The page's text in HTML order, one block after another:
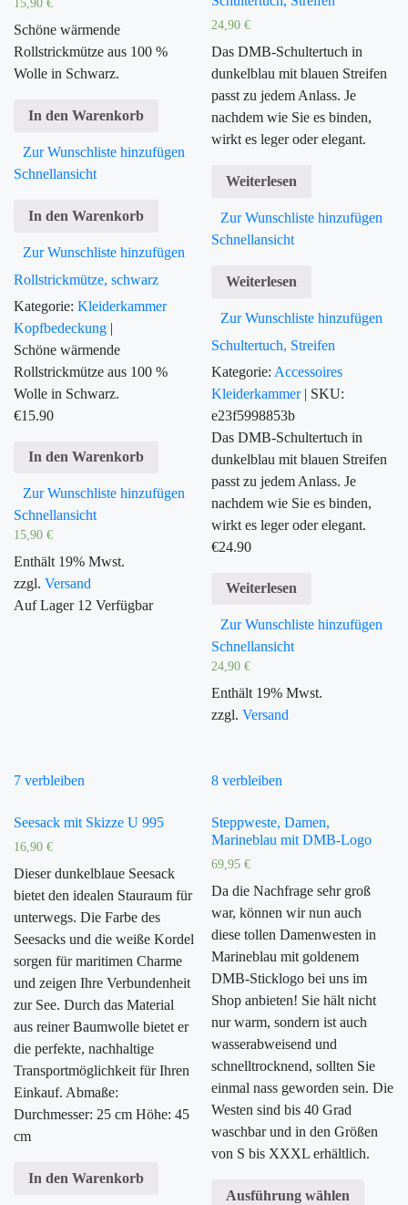
15,90 €
Schöne wärmende
Rollstrickmütze aus 100 %
Wolle in Schwarz.
In den Warenkorb
Zur Wunschliste hinzufügen
Schnellansicht
In den Warenkorb
Zur Wunschliste hinzufügen
Rollstrickmütze, schwarz
Kategorie: Kleiderkammer
Kopfbedeckung |
Schöne wärmende
Rollstrickmütze aus 100 %
Wolle in Schwarz.
€15.90
In den Warenkorb
Zur Wunschliste hinzufügen
Schnellansicht
15,90 €
Enthält 19% Mwst.
zzgl. Versand
Auf Lager12 Verfügbar
24,90€
Das DMB-Schultertuch in
dunkelblau mit blauen Streifen
passt zu jedem Anlass. Je
nachdem wie Sie es binden,
wirkt es leger oder elegant.
Weiterlesen
Zur Wunschliste hinzufügen
Schnellansicht
Weiterlesen
Zur Wunschliste hinzufügen
Schultertuch, Streifen
Kategorie: Accessoires
Kleiderkammer | SKU:
e23f5998853b
Das DMB-Schultertuch in
dunkelblau mit blauen Streifen
passt zu jedem Anlass. Je
nachdem wie Sie es binden,
wirkt es leger oder elegant.
€24.90
Weiterlesen
Zur Wunschliste hinzufügen
Schnellansicht
24,90€
Enthält 19% Mwst.
zzgl.Versand
7 verbleiben
Seesack mit Skizze U 995
16,90 €
Dieser dunkelblaue Seesack
bietet den idealen Stauraum für
unterwegs. Die Farbe des
Seesacks und die weiße Kordel
sorgen für maritimen Charme
und zeigen Ihre Verbundenheit
zur See. Durch das Material
aus reiner Baumwolle bietet er
die perfekte, nachhaltige
Transportmöglichkeit für Ihren
Einkauf. Abmaße:
Durchmesser: 25 cm Höhe: 45
cm
In den Warenkorb
8 verbleiben
Steppweste, Damen,
Marineblau mit DMB-Logo
69,95€
Da die Nachfrage sehr groß
war, können wir nun auch
diese tollen Damenwesten in
Marineblau mit goldenem
DMB-Sticklogo bei uns im
Shop anbieten! Sie hält nicht
nur warm, sondern ist auch
wasserabweisend und
schnelltrocknend, sollten Sie
einmal nass geworden sein. Die
Westen sind bis 40 Grad
waschbar und in den Größen
von S bis XXXL erhältlich.
Ausführung wählen